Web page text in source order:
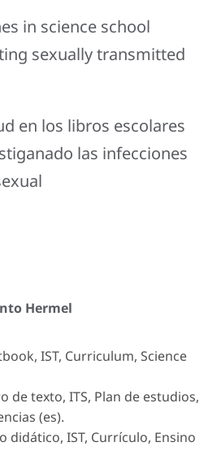
in science school
sexually transmitted
en los libros escolares
las infecciones
Hermel
IST, Curriculum, Science
de texto, ITS, Plan de estudios,
(es).
didático, IST, Currículo, Ensino